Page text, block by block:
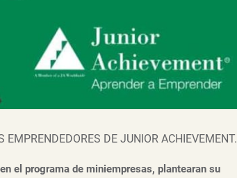
EMPRENDEDORES DE JUNIOR ACHIEVEMENT.
el programa de miniempresas, plantearan su